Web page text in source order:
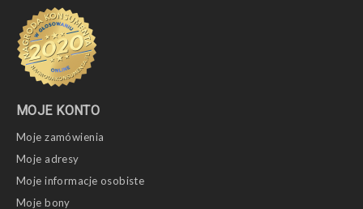
MOJE KONTO
Moje zamówienia
Moje adresy
Moje informacje osobiste
Moje bony